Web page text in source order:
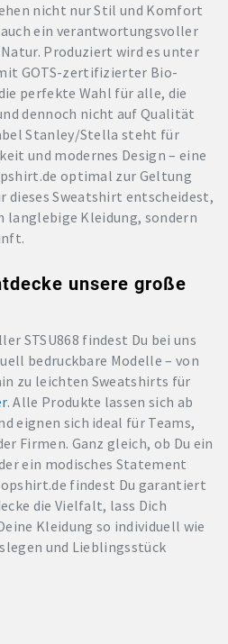
nicht nur Stil und Komfort
ein verantwortungsvoller
Produziert wird es unter
GOTS-zertifizierter Bio-
perfekte Wahl für alle, die
dennoch nicht auf Qualität
Stanley/Stella steht für
und modernes Design – eine
optimal zur Geltung
dieses Sweatshirt entscheidest,
langlebige Kleidung, sondern
unsere große
STSU868 findest Du bei uns
bedruckbare Modelle – von
zu leichten Sweatshirts für
. Alle Produkte lassen sich ab
eignen sich ideal für Teams,
Firmen. Ganz gleich, ob Du ein
ein modisches Statement
findest Du garantiert
die Vielfalt, lass Dich
Kleidung so individuell wie
und Lieblingsstück